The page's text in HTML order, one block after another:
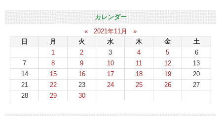
カレンダー
«
2021年11月
»
日
月 火 水 木 金
土
1
2 3 4 5
6
7
8 9 10 11 12
13
14
15 16 17 18 19
20
21
22 23 24 25 26
27
28
29 30